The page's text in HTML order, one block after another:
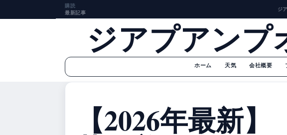
購読
最新記事
ジ
ジアプアンプ
ホーム 天気 会社概要
【2026年最新】